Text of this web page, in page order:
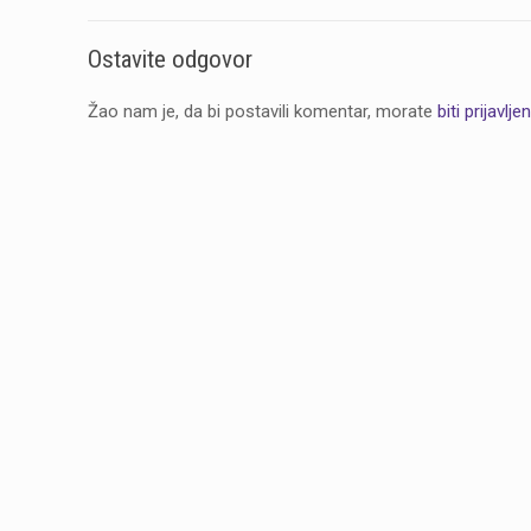
Ostavite odgovor
Žao nam je, da bi postavili komentar, morate biti